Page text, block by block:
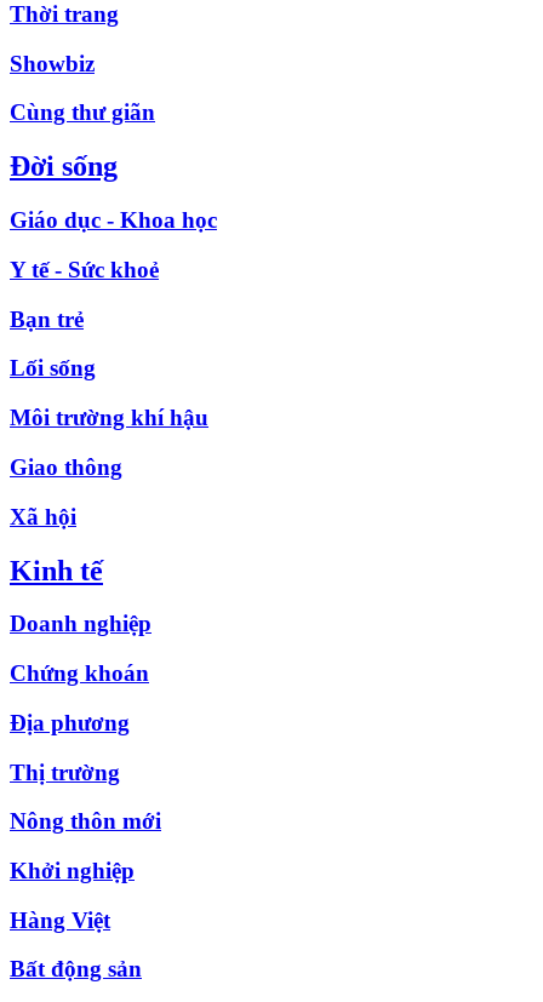
Thời trang
Showbiz
Cùng thư giãn
Đời sống
Giáo dục - Khoa học
Y tế - Sức khoẻ
Bạn trẻ
Lối sống
Môi trường khí hậu
Giao thông
Xã hội
Kinh tế
Doanh nghiệp
Chứng khoán
Địa phương
Thị trường
Nông thôn mới
Khởi nghiệp
Hàng Việt
Bất động sản